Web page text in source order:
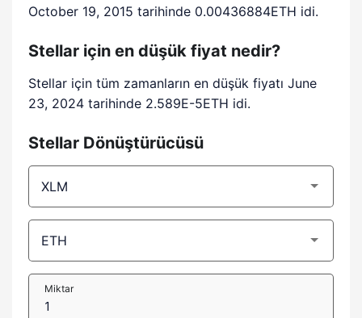
October 19, 2015 tarihinde 0.00436884ETH idi.
Stellar için en düşük fiyat nedir?
Stellar için tüm zamanların en düşük fiyatı June
23, 2024 tarihinde 2.589E-5ETH idi.
Stellar Dönüştürücüsü
Miktar